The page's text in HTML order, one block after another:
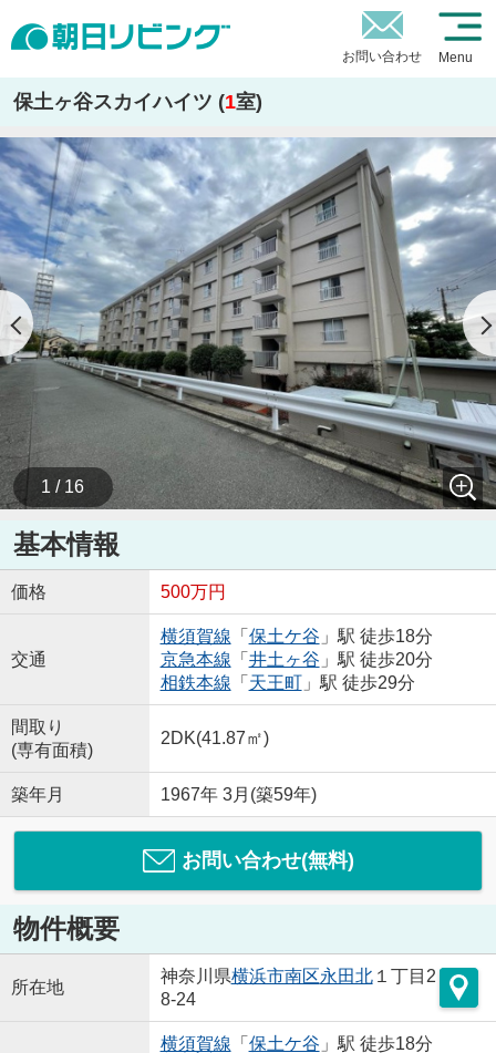
お問い合わせ Menu
保土ヶ谷スカイハイツ (1室)
1 / 16
基本情報
価格 500万円
交通
横須賀線 「 保土ケ谷 」駅 徒歩18分
京急本線 「 井土ヶ谷 」駅 徒歩20分
相鉄本線 「 天王町」駅 徒歩29分
間取り
(専有面積)
2DK(41.87㎡)
築年月 1967年 3月(築59年)
お問い合わせ(無料)
物件概要
所在地
神奈川県横浜市南区永田北１丁目2
8-24
横須賀線 「 保土ケ谷 」駅 徒歩18分